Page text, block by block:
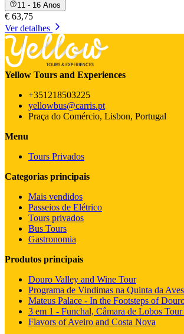
11 - 16 Anos
€ 63,75
Ver detalhes
Yellow Tours and Experiences
+351218503225
yellowbus@carris.pt
Praça do Comércio, Lisbon, Portugal
Menu
Tours Privados
Categorias principais
Mais vendidos
Passeios de Elétrico
Tours privados
Bus Tours
Gastronomia
Produtos principais
Douro Valley and Wine Tour
Programa de Vindimas na Quinta da
Mateus Palace - In the Footsteps of
3 em 1 - Funchal, Câmara de Lobos
Flavors of Aveiro and Costa Nova